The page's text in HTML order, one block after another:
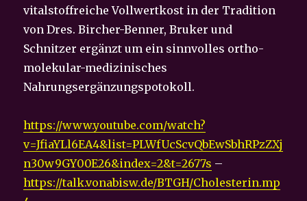
vitalstoffreiche Vollwertkost in der Tradition
von Dres. Bircher-Benner, Bruker und
Schnitzer ergänzt um ein sinnvolles ortho-
molekular-medizinisches
Nahrungsergänzungspotokoll.
https://www.youtube.com/watch?
v=JfiaYLl6EA4&list=PLWfUcScvQbEwSbhRPzZXj
n30w9GY00E26&index=2&t=2677s –
https://talk.vonabisw.de/BTGH/Cholesterin.mp